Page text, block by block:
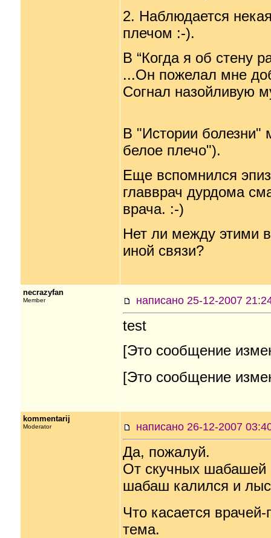
2. Наблюдается
плечом :-).
В “Когда я об стену
...Он пожелал мне
Согнал назойливую
В "Истории болезни"
белое плечо").
Еще вспомнился
главврач дурдома
врача. :-)
Нет ли между этими
иной связи?
necrazyfan
Member написано 25-12-2007
test
[Это сообщение
[Это сообщение
kommentarij
Moderator написано 26-12-2007
Да, пожалуй.
От скучных шабашей
шабаш калился и
Что касается
тема.